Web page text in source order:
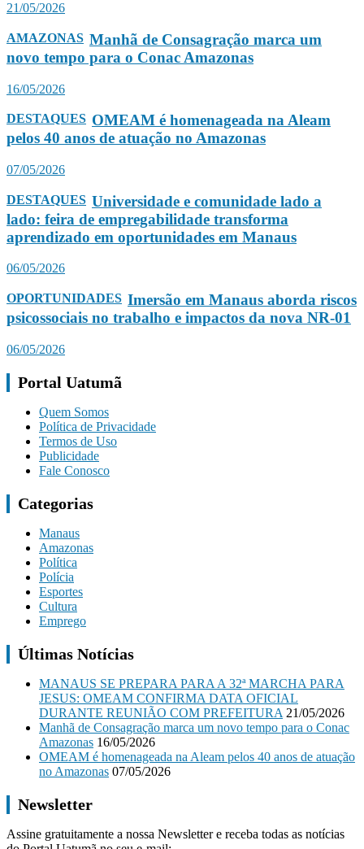
21/05/2026
AMAZONAS Manhã de Consagração marca um
novo tempo para o Conac Amazonas
16/05/2026
DESTAQUES OMEAM é homenageada na Aleam
pelos 40 anos de atuação no Amazonas
07/05/2026
DESTAQUES Universidade e comunidade lado a
lado: feira de empregabilidade transforma
aprendizado em oportunidades em Manaus
06/05/2026
OPORTUNIDADES Imersão em Manaus aborda riscos
psicossociais no trabalho e impactos da nova NR-01
06/05/2026
Portal Uatumã
Quem Somos
Política de Privacidade
Termos de Uso
Publicidade
Fale Conosco
Categorias
Manaus
Amazonas
Política
Polícia
Esportes
Cultura
Emprego
Últimas Notícias
MANAUS SE PREPARA PARA A 32ª MARCHA PARA
JESUS: OMEAM CONFIRMA DATA OFICIAL
DURANTE REUNIÃO COM PREFEITURA 21/05/2026
Manhã de Consagração marca um novo tempo para o Conac
Amazonas 16/05/2026
OMEAM é homenageada na Aleam pelos 40 anos de atuação
no Amazonas 07/05/2026
Newsletter
Assine gratuitamente a nossa Newsletter e receba todas as notícias